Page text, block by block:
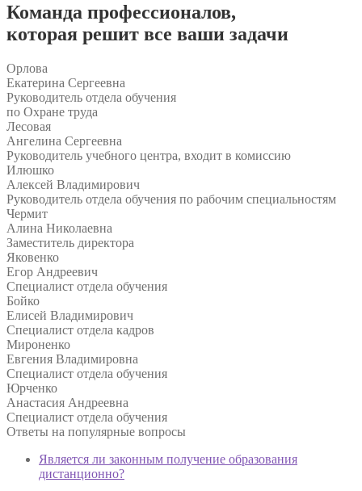
Команда профессионалов,
которая решит все ваши задачи
Орлова
Екатерина Сергеевна
Руководитель отдела обучения
по Охране труда
Лесовая
Ангелина Сергеевна
Руководитель учебного центра, входит в комиссию
Илюшко
Алексей Владимирович
Руководитель отдела обучения по рабочим специальностям
Чермит
Алина Николаевна
Заместитель директора
Яковенко
Егор Андреевич
Специалист отдела обучения
Бойко
Елисей Владимирович
Специалист отдела кадров
Мироненко
Евгения Владимировна
Специалист отдела обучения
Юрченко
Анастасия Андреевна
Специалист отдела обучения
Ответы на популярные вопросы
Является ли законным получение образования
дистанционно?